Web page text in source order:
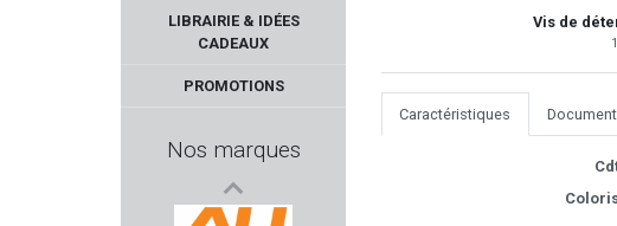
LIBRAIRIE & IDÉES
CADEAUX
PROMOTIONS
Nos marques
Vis de
Caractéristiques